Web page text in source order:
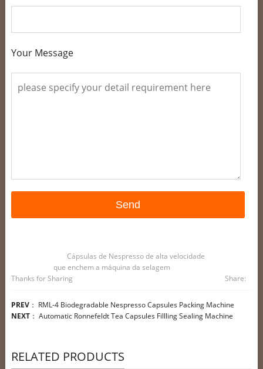
Your Message
Cápsulas de Nespresso de alta velocidade
que enchem a máquina da selagem
Thanks for Sharing
Share:
PREV： RML-4 Biodegradable Nespresso Capsules Packing Machine
NEXT： Automatic Ronnefeldt Tea Capsules Fillling Sealing Machine
RELATED PRODUCTS